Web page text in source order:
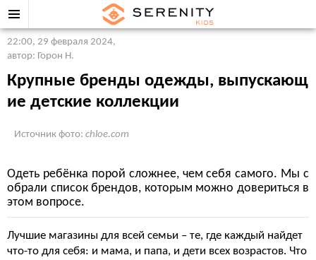
22:00, 29 февраля 2024,
автор: Горон Н.
Крупные бренды одежды, выпускающ
ие детские коллекции
Источник фото: chloe.com
Одеть ребёнка порой сложнее, чем себя самого. Мы с
обрали список брендов, которым можно довериться в
этом вопросе.
Лучшие магазины для всей семьи – те, где каждый найдет
что-то для себя: и мама, и папа, и дети всех возрастов. Что